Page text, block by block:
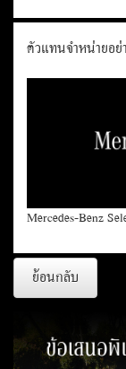
สามารถนำไปอ้า
2. บริษัทฯ ขอสงวน
เดส-เบนซ์อย่
Mercedes-Benz Select